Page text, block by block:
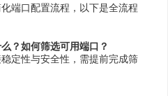
化端口配置流程，以下是全流程
？如何筛选可用端口？
定性与安全性，需提前完成筛